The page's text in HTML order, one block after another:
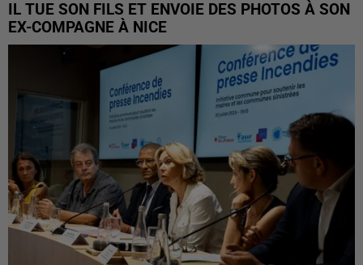
IL TUE SON FILS ET ENVOIE DES PHOTOS À SON
EX-COMPAGNE À NICE